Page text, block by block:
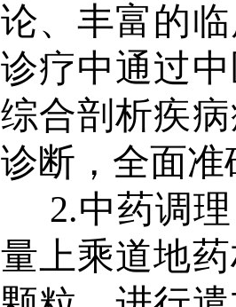
论、丰富的
诊疗中通过
综合剖析疾
诊断，全面
2.中药调
量上乘道地